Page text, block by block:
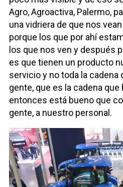
Agro, Agroactiva, Palermo,
una vidriera de que nos
porque los que por ahí
los que nos ven y después
es que tienen un producto
servicio y no toda la cadena
gente, que es la cadena que
entonces está bueno que
gente, a nuestro personal.